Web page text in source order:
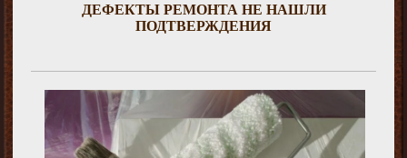
ДЕФЕКТЫ РЕМОНТА НЕ НАШЛИ
ПОДТВЕРЖДЕНИЯ